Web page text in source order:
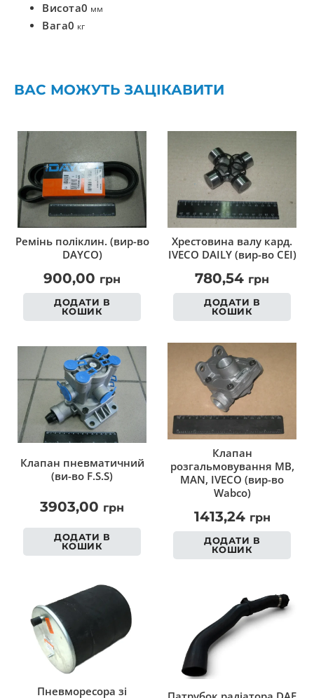
Висота0 мм
Вага0 кг
ВАС МОЖУТЬ ЗАЦІКАВИТИ
Ремінь поліклин. (вир-во
DAYCO)
900,00 грн
ДОДАТИ В
КОШИК
Хрестовина валу кард.
IVECO DAILY (вир-во CEI)
780,54 грн
ДОДАТИ В
КОШИК
Клапан пневматичний
(ви-во F.S.S)
3903,00 грн
ДОДАТИ В
КОШИК
Клапан
розгальмовування MB,
MAN, IVECO (вир-во
Wabco)
1413,24 грн
ДОДАТИ В
КОШИК
Пневморесора зі